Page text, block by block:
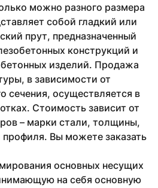
можно разного размера
собой гладкий или
прут, предназначенный
конструкций и
изделий. Продажа
в зависимости от
сечения, осуществляется в
Стоимость зависит от
– марки стали, толщины,
Вы можете заказать
основных несущих
на себя основную